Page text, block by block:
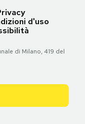
d'uso
di Milano, 419 del